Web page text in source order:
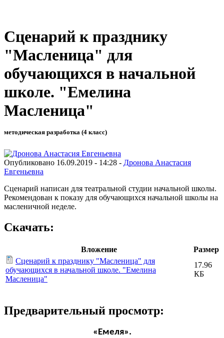
Сценарий к празднику
"Масленица" для
обучающихся в начальной
школе. "Емелина
Масленица"
методическая разработка (4 класс)
Опубликовано 16.09.2019 - 14:28 - Дронова Анастасия
Евгеньевна
Сценарий написан для театральной студии начальной школы.
Рекомендован к показу для обучающихся начальной школы на
масленичной неделе.
Скачать:
Вложение
Размер
Сценарий к празднику "Масленица" для
обучающихся в начальной школе. "Емелина
Масленица"
17.96
КБ
Предварительный просмотр:
«Емеля».